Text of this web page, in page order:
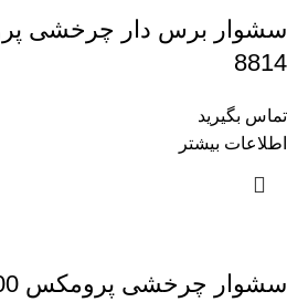
8814
تماس بگیرید
اطلاعات بیشتر